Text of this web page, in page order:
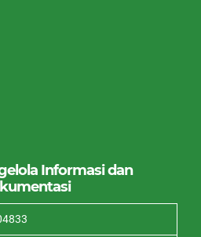
Informasi dan